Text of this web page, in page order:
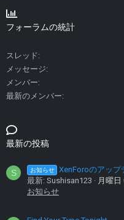
フォーラムの統計
スレッド
メッセージ
メンバー
最新のメンバー
最新の投稿
S お知らせ XenForoのアップ
最新: Sushisan123
月曜日
お知らせ